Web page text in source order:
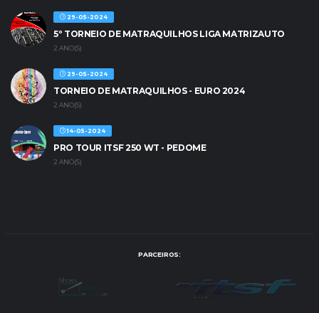
29-05-2024
5º TORNEIO DE MATRAQUILHOS LIGA MATRIZAUTO
2 ANO(S)
29-05-2024
TORNEIO DE MATRAQUILHOS - EURO 2024
2 ANO(S)
14-05-2024
PRO TOUR ITSF 250 WT - PEDOME
2 ANO(S)
PARCEIROS: